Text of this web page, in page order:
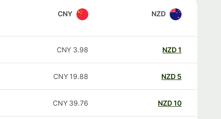
NZD
CNY
NZD
3.98
CNY
NZD
19.88
CNY
NZD
39.76
CNY